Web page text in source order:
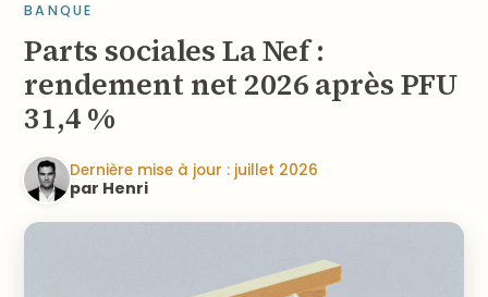
BANQUE
Parts sociales La Nef :
rendement net 2026 après PFU
31,4 %
Dernière mise à jour : juillet 2026
par Henri